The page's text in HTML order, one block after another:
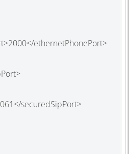
ethernetPhonePort>
securedSipPort>